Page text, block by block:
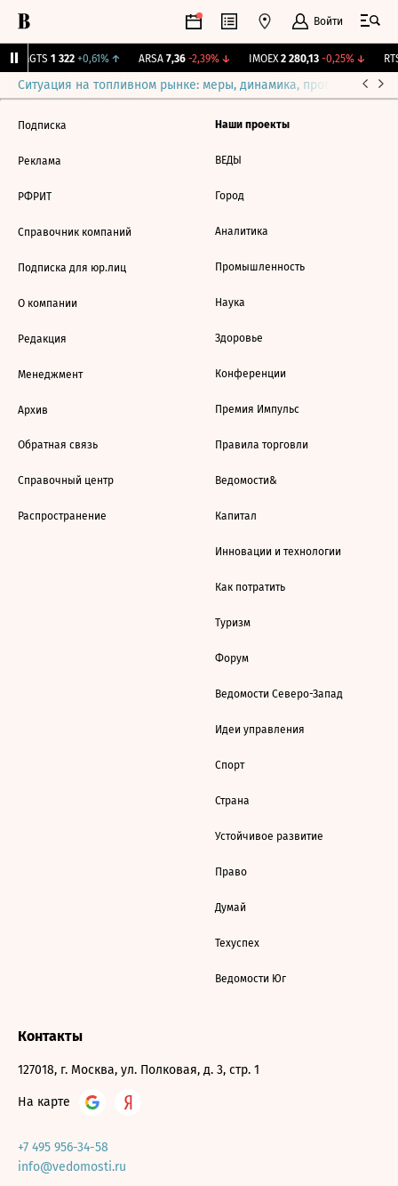
Войти
MGTS 1 322 +0,61%↑ ARSA 7,36 -2,39%↓ IMOEX 2 280,13 -0,25%↓
Ситуация на топливном рынке: меры, динамика, прогнозы
Подписка
Реклама
РФРИТ
Справочник компаний
Подписка для юр.лиц
О компании
Редакция
Менеджмент
Архив
Обратная связь
Справочный центр
Распространение
Наши проекты
ВЕДЫ
Город
Аналитика
Промышленность
Наука
Здоровье
Конференции
Премия Импульс
Правила торговли
Ведомости&
Капитал
Инновации и технологии
Как потратить
Туризм
Форум
Ведомости Северо-Запад
Идеи управления
Спорт
Страна
Устойчивое развитие
Право
Думай
Техуспех
Ведомости Юг
Контакты
127018, г. Москва, ул. Полковая, д. 3, стр. 1
На карте
+7 495 956-34-58
info@vedomosti.ru